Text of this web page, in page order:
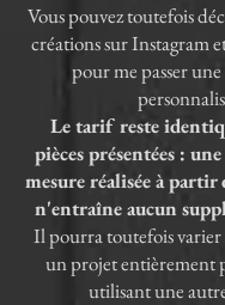
Vous pouvez toutefois
créations sur Instagram
pour me passer
Le tarif reste
pièces présentées :
mesure réalisée à
n'entraîne aucun
Il pourra toutefois varier
un projet entièrement
utilisant une